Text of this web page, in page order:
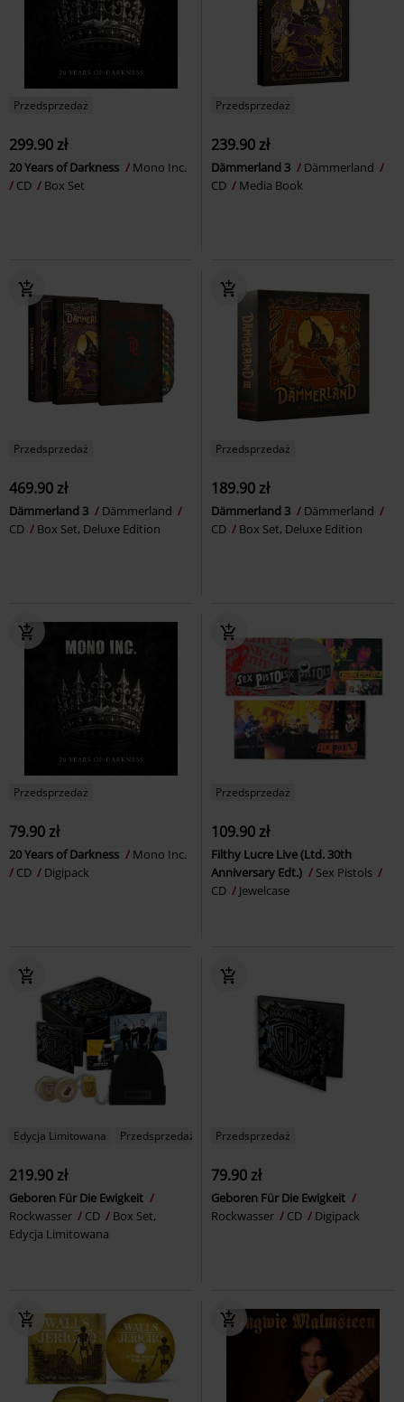
Przedsprzedaż
299.90 zł
20 Years of Darkness
Mono Inc.
CD
Box Set
Przedsprzedaż
239.90 zł
Dämmerland 3
Dämmerland
CD
Media Book
Przedsprzedaż
469.90 zł
Dämmerland 3
Dämmerland
CD
Box Set, Deluxe Edition
Przedsprzedaż
189.90 zł
Dämmerland 3
Dämmerland
CD
Box Set, Deluxe Edition
Przedsprzedaż
79.90 zł
20 Years of Darkness
Mono Inc.
CD
Digipack
Przedsprzedaż
109.90 zł
Filthy Lucre Live (Ltd. 30th
Anniversary Edt.)
Sex Pistols
CD
Jewelcase
Edycja Limitowana Przedsprzedaż
219.90 zł
Geboren Für Die Ewigkeit
Rockwasser
CD
Box Set,
Edycja Limitowana
Przedsprzedaż
79.90 zł
Geboren Für Die Ewigkeit
Rockwasser
CD Digipack